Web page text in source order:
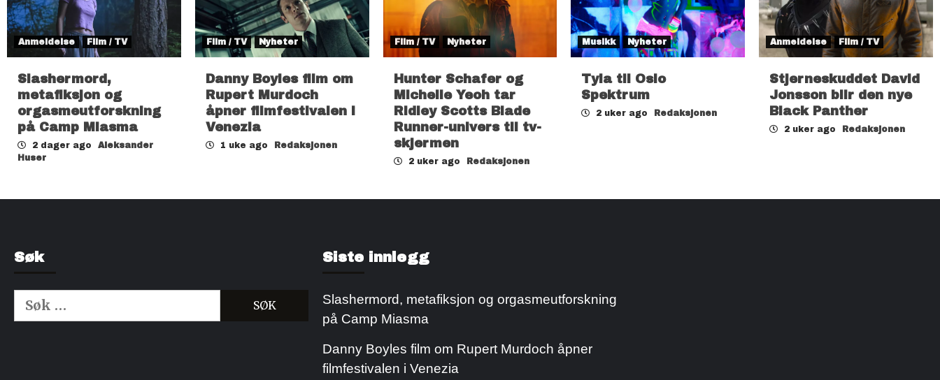
Anmeldelse Film / TV
Slashermord,
metafiksjon og
orgasmeutforskning
på Camp Miasma
2 dager ago
Aleksander
Huser
Film / TV Nyheter
Danny Boyles film om
Rupert Murdoch
åpner filmfestivalen i
Venezia
1 uke ago Redaksjonen
Film / TV Nyheter
Hunter Schafer og
Michelle Yeoh tar
Ridley Scotts Blade
Runner-univers til tv-
skjermen
2 uker ago Redaksjonen
Musikk Nyheter
Tyla til Oslo
Spektrum
2 uker ago Redaksjonen
Anmeldelse Film / TV
Stjerneskuddet David
Jonsson blir den nye
Black Panther
2 uker ago Redaksjonen
Søk
Søk
etter:
Siste innlegg
Slashermord, metafiksjon og orgasmeutforskning
på Camp Miasma
Danny Boyles film om Rupert Murdoch åpner
filmfestivalen i Venezia